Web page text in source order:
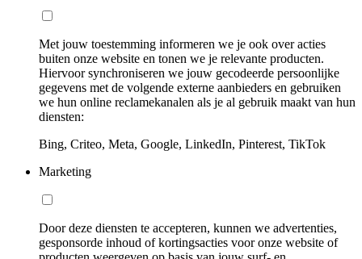
Met jouw toestemming informeren we je ook over acties
buiten onze website en tonen we je relevante producten.
Hiervoor synchroniseren we jouw gecodeerde persoonlijke
gegevens met de volgende externe aanbieders en gebruiken
we hun online reclamekanalen als je al gebruik maakt van hun
diensten:
Bing, Criteo, Meta, Google, LinkedIn, Pinterest, TikTok
Marketing
Door deze diensten te accepteren, kunnen we advertenties,
gesponsorde inhoud of kortingsacties voor onze website of